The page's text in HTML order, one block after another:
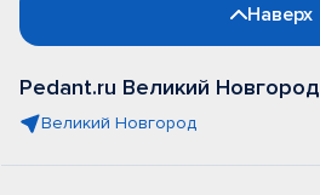
Наверх
Pedant.ru Великий Новгород
Великий Новгород